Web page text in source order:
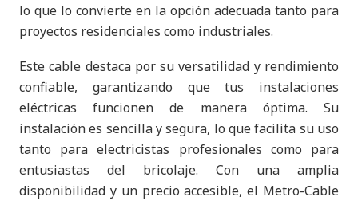
lo que lo convierte en la opción adecuada tanto para
proyectos residenciales como industriales.
Este cable destaca por su versatilidad y rendimiento
confiable, garantizando que tus instalaciones
eléctricas funcionen de manera óptima. Su
instalación es sencilla y segura, lo que facilita su uso
tanto para electricistas profesionales como para
entusiastas del bricolaje. Con una amplia
disponibilidad y un precio accesible, el Metro-Cable